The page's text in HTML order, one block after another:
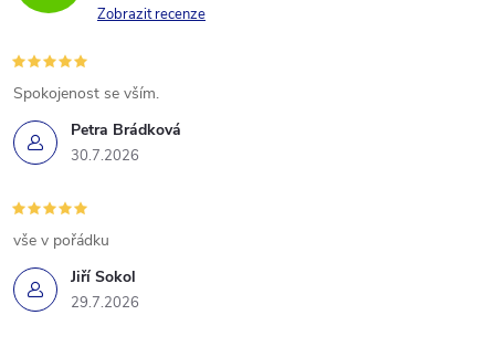
Zobrazit recenze
Petra Brádková
30.7.2026
Spokojenost se vším.
Jiří Sokol
29.7.2026
vše v pořádku